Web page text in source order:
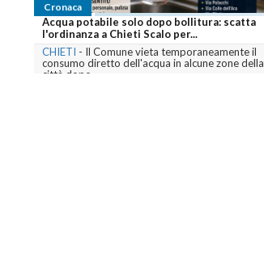
Cronaca
Acqua potabile solo dopo bollitura: scatta
l'ordinanza a Chieti Scalo per...
CHIETI - Il Comune vieta temporaneamente il
consumo diretto dell'acqua in alcune zone della
città dopo...